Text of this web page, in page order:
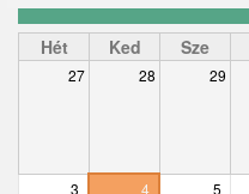
Ceglédbercel
Csemő
Csobánka
Hét Ked Sze
27 28 29
3 4 5